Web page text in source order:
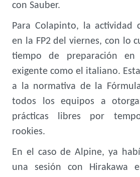
con Sauber.
Para Colapinto, la actividad
en la FP2 del viernes, con lo
tiempo de preparación
exigente como el italiano.
a la normativa de la
todos los equipos a
prácticas libres por
rookies.
En el caso de Alpine, ya
una sesión con Hirakawa